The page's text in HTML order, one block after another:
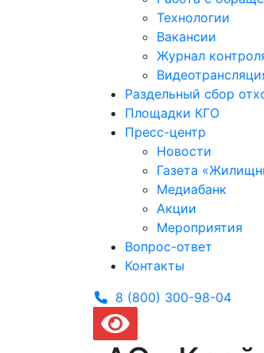
Технологии
Вакансии
Журнал
Раздельный сбор
Площадки КГО
Пресс-центр
Новости
Газета
Медиабанк
Акции
Мероприятия
Вопрос-ответ
Контакты
8 (800) 300-98-04